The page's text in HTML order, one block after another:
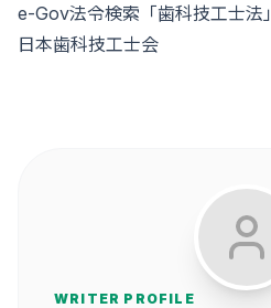
e-Gov法令検索「歯科技工士法」
日本歯科技工士会
WRITER PROFILE